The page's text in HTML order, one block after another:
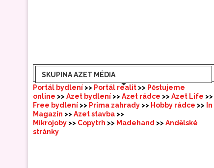
SKUPINA AZET MÉDIA
Portál bydlení >> Portál realit >> Pěstujeme
online >> Azet bydlení >> Azet rádce >> Azet Life >>
Free bydlení >> Prima zahrady >> Hobby rádce >> In
Magazín >> Azet stavba >>
Mikrojoby >> Copytrh >> Madehand >> Andělské
stránky